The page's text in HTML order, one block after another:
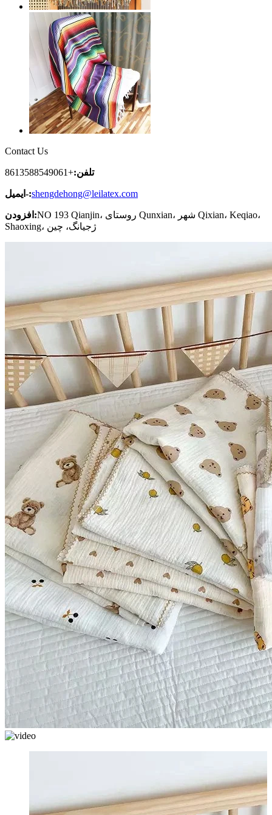
Contact Us
تلفن:+8613588549061
ایمیل-:shengdehong@leilatex.com
افزودن:NO 193 Qianjin، روستای Qunxian، شهر Qixian، Keqiao،
Shaoxing، ژجیانگ، چین